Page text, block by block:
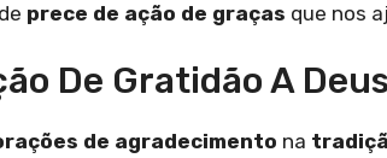
prece de ação de graças que nos
De Gratidão A
de agradecimento na